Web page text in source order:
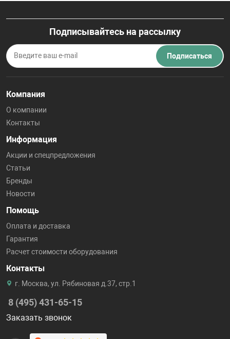
Подписывайтесь на рассылку
Подписаться
Компания
О компании
Контакты
Информация
Акции и спецпредложения
Статьи
Бренды
Новости
Помощь
Оплата и доставка
Гарантия
Расчет стоимости оборудования
Контакты
г. Москва, ул. Рябиновая д.37, стр.1
8 (495) 431-65-15
Заказать звонок